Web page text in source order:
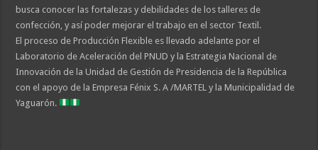
busca conocer las fortalezas y debilidades de los talleres de
confección, y así poder mejorar el trabajo en el sector Textil.
El proceso de Producción Flexible es llevado adelante por el
Laboratorio de Aceleración del PNUD y la Estrategia Nacional de
Innovación de la Unidad de Gestión de Presidencia de la República
con el apoyo de la Empresa Fénix S. A /MARTEL y la Municipalidad de
Yaguarón.